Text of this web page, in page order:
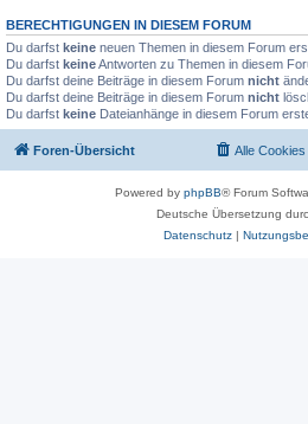
BERECHTIGUNGEN IN DIESEM FORUM
Du darfst keine neuen Themen in diesem Forum
Du darfst keineAntworten zu Themen in diesem
Du darfst deine Beiträge in diesem Forum nicht
Du darfst deine Beiträge in diesem Forum nicht
Du darfst keine Dateianhänge in diesem Forum
Foren-Übersicht Alle
Powered by phpBB® Forum
Deutsche Übersetzung
Datenschutz|